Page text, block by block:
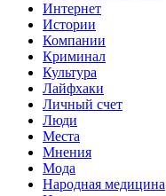
Интернет
Истории
Компании
Криминал
Культура
Лайфхаки
Личный счет
Люди
Места
Мнения
Мода
Народная медицина